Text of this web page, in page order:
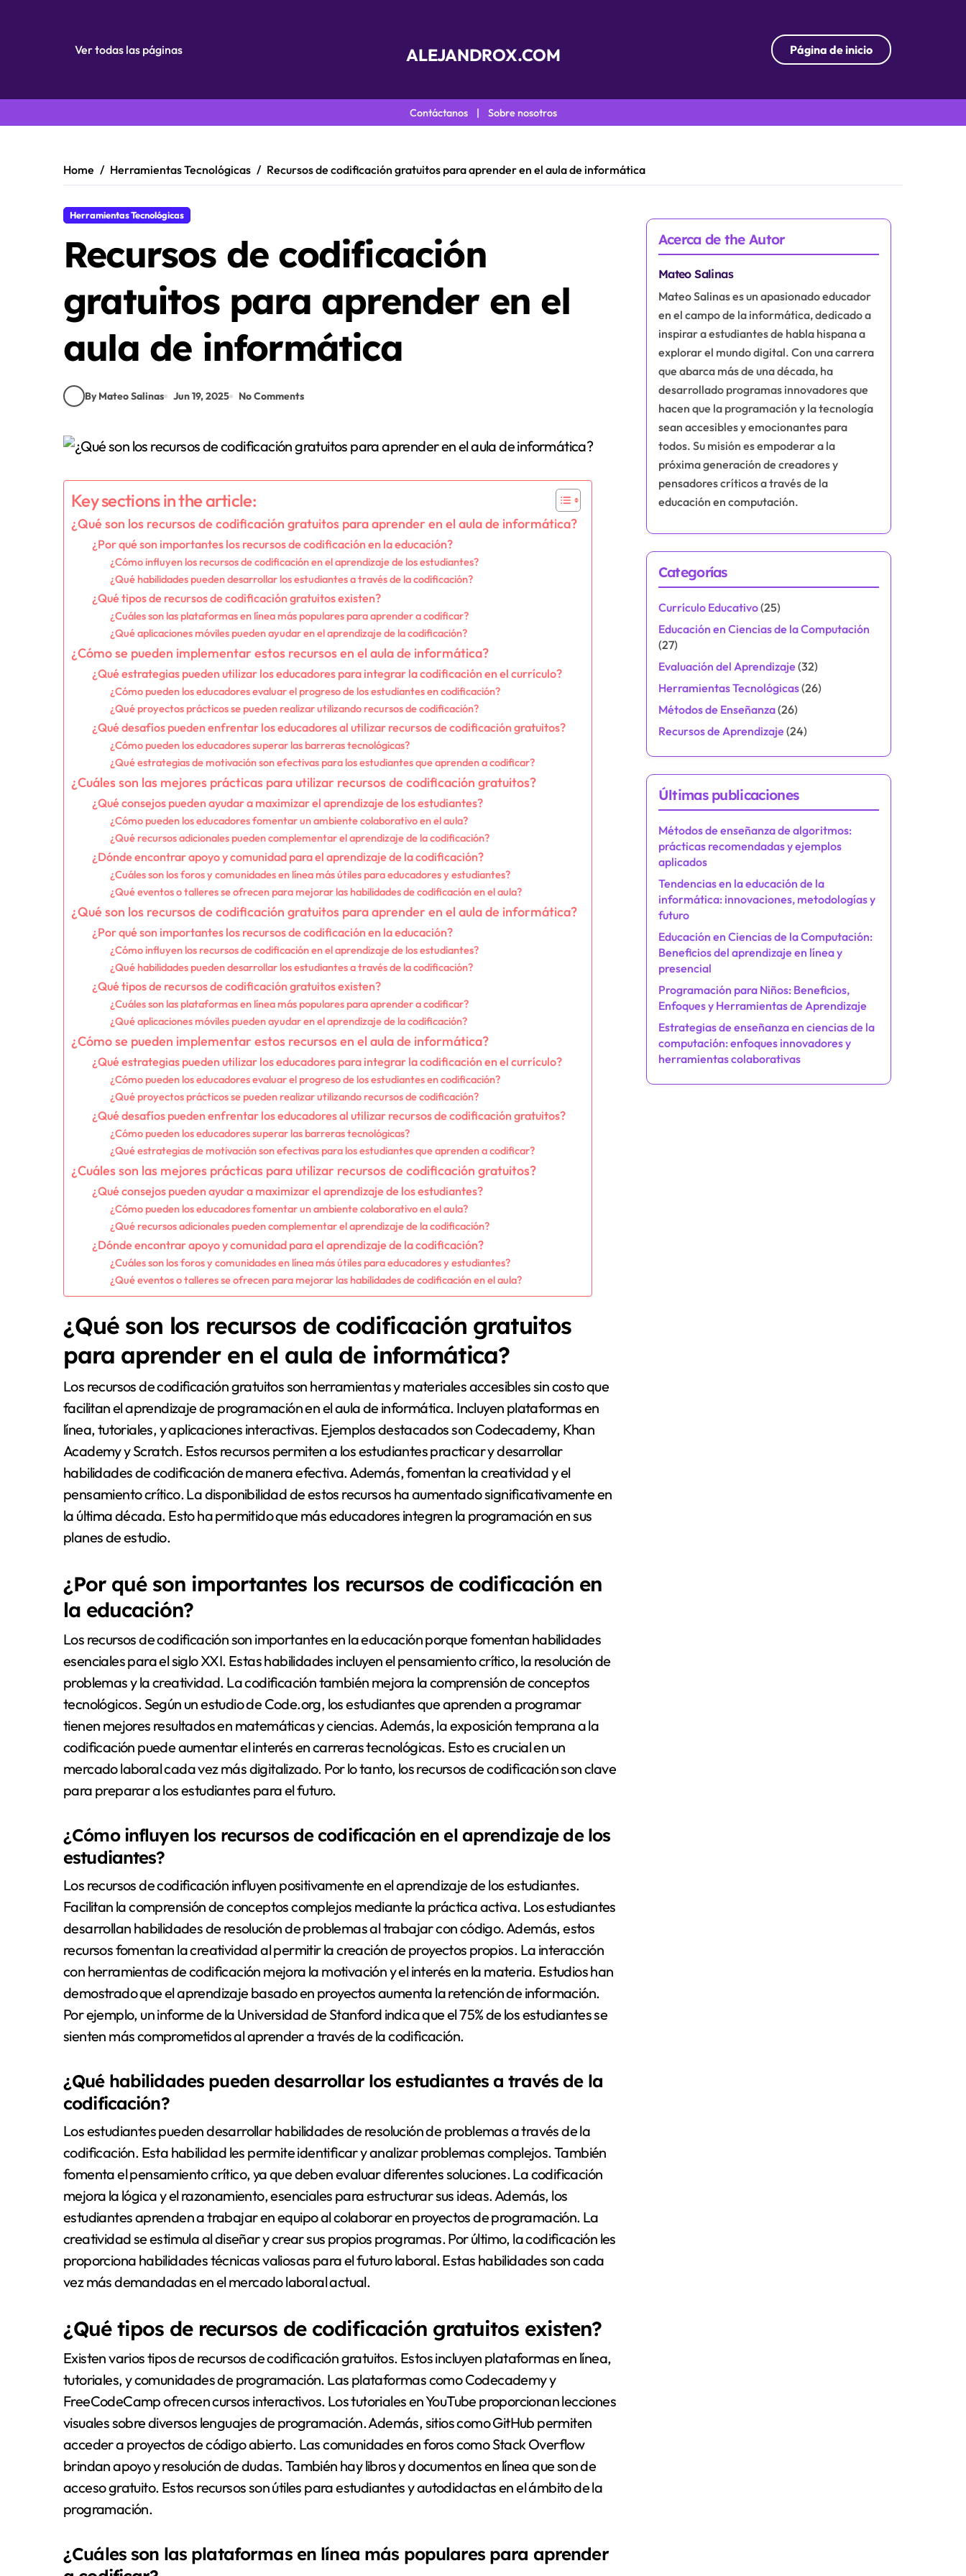
Ver todas las páginas ALEJANDROX.COM Página de inicio
Contáctanos | Sobre nosotros
Home Herramientas Tecnológicas Recursos de codificación gratuitos para aprender en el aula de informática
Herramientas Tecnológicas
Recursos de codificación
gratuitos para aprender en el
aula de informática
By Mateo Salinas Jun 19, 2025 No Comments
Key sections in the article:
¿Qué son los recursos de codificación gratuitos para aprender en el aula de informática?
¿Por qué son importantes los recursos de codificación en la educación?
¿Cómo influyen los recursos de codificación en el aprendizaje de los estudiantes?
¿Qué habilidades pueden desarrollar los estudiantes a través de la codificación?
¿Qué tipos de recursos de codificación gratuitos existen?
¿Cuáles son las plataformas en línea más populares para aprender a codificar?
¿Qué aplicaciones móviles pueden ayudar en el aprendizaje de la codificación?
¿Cómo se pueden implementar estos recursos en el aula de informática?
¿Qué estrategias pueden utilizar los educadores para integrar la codificación en el currículo?
¿Cómo pueden los educadores evaluar el progreso de los estudiantes en codificación?
¿Qué proyectos prácticos se pueden realizar utilizando recursos de codificación?
¿Qué desafíos pueden enfrentar los educadores al utilizar recursos de codificación gratuitos?
¿Cómo pueden los educadores superar las barreras tecnológicas?
¿Qué estrategias de motivación son efectivas para los estudiantes que aprenden a codificar?
¿Cuáles son las mejores prácticas para utilizar recursos de codificación gratuitos?
¿Qué consejos pueden ayudar a maximizar el aprendizaje de los estudiantes?
¿Cómo pueden los educadores fomentar un ambiente colaborativo en el aula?
¿Qué recursos adicionales pueden complementar el aprendizaje de la codificación?
¿Dónde encontrar apoyo y comunidad para el aprendizaje de la codificación?
¿Cuáles son los foros y comunidades en línea más útiles para educadores y estudiantes?
¿Qué eventos o talleres se ofrecen para mejorar las habilidades de codificación en el aula?
¿Qué son los recursos de codificación gratuitos para aprender en el aula de informática?
¿Por qué son importantes los recursos de codificación en la educación?
¿Cómo influyen los recursos de codificación en el aprendizaje de los estudiantes?
¿Qué habilidades pueden desarrollar los estudiantes a través de la codificación?
¿Qué tipos de recursos de codificación gratuitos existen?
¿Cuáles son las plataformas en línea más populares para aprender a codificar?
¿Qué aplicaciones móviles pueden ayudar en el aprendizaje de la codificación?
¿Cómo se pueden implementar estos recursos en el aula de informática?
¿Qué estrategias pueden utilizar los educadores para integrar la codificación en el currículo?
¿Cómo pueden los educadores evaluar el progreso de los estudiantes en codificación?
¿Qué proyectos prácticos se pueden realizar utilizando recursos de codificación?
¿Qué desafíos pueden enfrentar los educadores al utilizar recursos de codificación gratuitos?
¿Cómo pueden los educadores superar las barreras tecnológicas?
¿Qué estrategias de motivación son efectivas para los estudiantes que aprenden a codificar?
¿Cuáles son las mejores prácticas para utilizar recursos de codificación gratuitos?
¿Qué consejos pueden ayudar a maximizar el aprendizaje de los estudiantes?
¿Cómo pueden los educadores fomentar un ambiente colaborativo en el aula?
¿Qué recursos adicionales pueden complementar el aprendizaje de la codificación?
¿Dónde encontrar apoyo y comunidad para el aprendizaje de la codificación?
¿Cuáles son los foros y comunidades en línea más útiles para educadores y estudiantes?
¿Qué eventos o talleres se ofrecen para mejorar las habilidades de codificación en el aula?
¿Qué son los recursos de codificación gratuitos
para aprender en el aula de informática?
Los recursos de codificación gratuitos son herramientas y materiales accesibles sin costo que
facilitan el aprendizaje de programación en el aula de informática. Incluyen plataformas en
línea, tutoriales, y aplicaciones interactivas. Ejemplos destacados son Codecademy, Khan
Academy y Scratch. Estos recursos permiten a los estudiantes practicar y desarrollar
habilidades de codificación de manera efectiva. Además, fomentan la creatividad y el
pensamiento crítico. La disponibilidad de estos recursos ha aumentado significativamente en
la última década. Esto ha permitido que más educadores integren la programación en sus
planes de estudio.
¿Por qué son importantes los recursos de codificación en
la educación?
Los recursos de codificación son importantes en la educación porque fomentan habilidades
esenciales para el siglo XXI. Estas habilidades incluyen el pensamiento crítico, la resolución de
problemas y la creatividad. La codificación también mejora la comprensión de conceptos
tecnológicos. Según un estudio de Code.org, los estudiantes que aprenden a programar
tienen mejores resultados en matemáticas y ciencias. Además, la exposición temprana a la
codificación puede aumentar el interés en carreras tecnológicas. Esto es crucial en un
mercado laboral cada vez más digitalizado. Por lo tanto, los recursos de codificación son clave
para preparar a los estudiantes para el futuro.
¿Cómo influyen los recursos de codificación en el aprendizaje de los
estudiantes?
Los recursos de codificación influyen positivamente en el aprendizaje de los estudiantes.
Facilitan la comprensión de conceptos complejos mediante la práctica activa. Los estudiantes
desarrollan habilidades de resolución de problemas al trabajar con código. Además, estos
recursos fomentan la creatividad al permitir la creación de proyectos propios. La interacción
con herramientas de codificación mejora la motivación y el interés en la materia. Estudios han
demostrado que el aprendizaje basado en proyectos aumenta la retención de información.
Por ejemplo, un informe de la Universidad de Stanford indica que el 75% de los estudiantes se
sienten más comprometidos al aprender a través de la codificación.
¿Qué habilidades pueden desarrollar los estudiantes a través de la
codificación?
Los estudiantes pueden desarrollar habilidades de resolución de problemas a través de la
codificación. Esta habilidad les permite identificar y analizar problemas complejos. También
fomenta el pensamiento crítico, ya que deben evaluar diferentes soluciones. La codificación
mejora la lógica y el razonamiento, esenciales para estructurar sus ideas. Además, los
estudiantes aprenden a trabajar en equipo al colaborar en proyectos de programación. La
creatividad se estimula al diseñar y crear sus propios programas. Por último, la codificación les
proporciona habilidades técnicas valiosas para el futuro laboral. Estas habilidades son cada
vez más demandadas en el mercado laboral actual.
¿Qué tipos de recursos de codificación gratuitos existen?
Existen varios tipos de recursos de codificación gratuitos. Estos incluyen plataformas en línea,
tutoriales, y comunidades de programación. Las plataformas como Codecademy y
FreeCodeCamp ofrecen cursos interactivos. Los tutoriales en YouTube proporcionan lecciones
visuales sobre diversos lenguajes de programación. Además, sitios como GitHub permiten
acceder a proyectos de código abierto. Las comunidades en foros como Stack Overflow
brindan apoyo y resolución de dudas. También hay libros y documentos en línea que son de
acceso gratuito. Estos recursos son útiles para estudiantes y autodidactas en el ámbito de la
programación.
¿Cuáles son las plataformas en línea más populares para aprender
Acerca de the Autor
Mateo Salinas
Mateo Salinas es un apasionado educador
en el campo de la informática, dedicado a
inspirar a estudiantes de habla hispana a
explorar el mundo digital. Con una carrera
que abarca más de una década, ha
desarrollado programas innovadores que
hacen que la programación y la tecnología
sean accesibles y emocionantes para
todos. Su misión es empoderar a la
próxima generación de creadores y
pensadores críticos a través de la
educación en computación.
Categorías
Currículo Educativo(25)
Educación en Ciencias de la Computación
(27)
Evaluación del Aprendizaje (32)
Herramientas Tecnológicas(26)
Métodos de Enseñanza(26)
Recursos de Aprendizaje (24)
Últimas publicaciones
Métodos de enseñanza de algoritmos:
prácticas recomendadas y ejemplos
aplicados
Tendencias en la educación de la
informática: innovaciones, metodologías y
futuro
Educación en Ciencias de la Computación:
Beneficios del aprendizaje en línea y
presencial
Programación para Niños: Beneficios,
Enfoques y Herramientas de Aprendizaje
Estrategias de enseñanza en ciencias de la
computación: enfoques innovadores y
herramientas colaborativas